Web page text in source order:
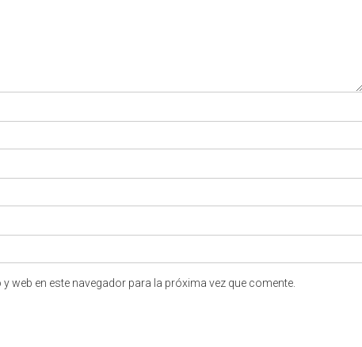
web en este navegador para la próxima vez que comente.